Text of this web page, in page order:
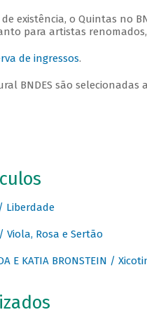
existência, o Quintas no
para artistas
de ingressos.
BNDES são
Liberdade
/ Viola, Rosa e Sertão
E KATIA BRONSTEIN /